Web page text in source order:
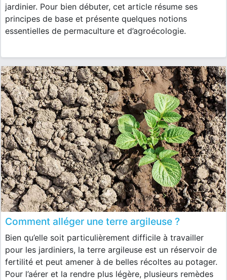
jardinier. Pour bien débuter, cet article résume ses
principes de base et présente quelques notions
essentielles de permaculture et d’agroécologie.
Comment alléger une terre argileuse ?
Bien qu’elle soit particulièrement difficile à travailler
pour les jardiniers, la terre argileuse est un réservoir de
fertilité et peut amener à de belles récoltes au potager.
Pour l’aérer et la rendre plus légère, plusieurs remèdes